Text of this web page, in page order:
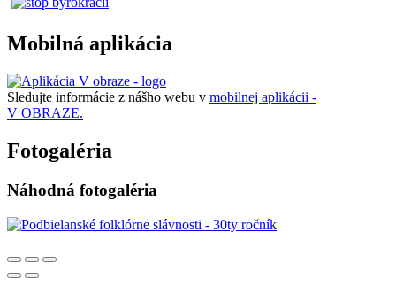
Mobilná aplikácia
Sledujte informácie z nášho webu v mobilnej aplikácii -
V OBRAZE.
Fotogaléria
Náhodná fotogaléria